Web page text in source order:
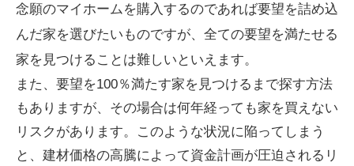
念願のマイホームを購入するのであれば要望を詰め込
んだ家を選びたいものですが、全ての要望を満たせる
家を見つけることは難しいといえます。
また、要望を100％満たす家を見つけるまで探す方法
もありますが、その場合は何年経っても家を買えない
リスクがあります。このような状況に陥ってしまう
と、建材価格の高騰によって資金計画が圧迫されるリ